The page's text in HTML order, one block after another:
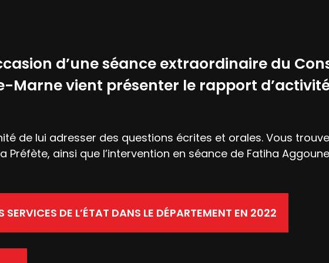
d’une séance extraordinaire du
vient présenter le rapport
de lui adresser des questions écrites et orales. Vous
ainsi que l’intervention en séance de Fatiha
DE L’ÉTAT DANS LE DÉPARTEMENT EN 2022